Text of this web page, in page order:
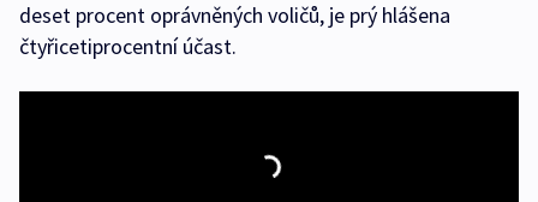
deset procent oprávněných voličů, je prý hlášena
čtyřicetiprocentní účast.